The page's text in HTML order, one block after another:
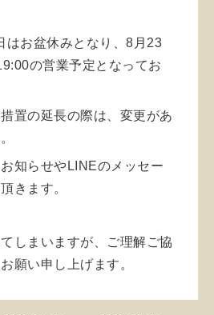
お盆休みとなり、 8月23
の営業予定となってお
置の延長の際は、変更があ
知らせやLINEのメッセー
きます。
しまいますが、ご理解ご協
願い申し上げます。